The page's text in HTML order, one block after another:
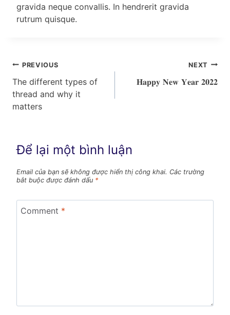
gravida neque convallis. In hendrerit gravida
rutrum quisque.
Điều
hướng
bài
PREVIOUS
The different types of
thread and why it
matters
NEXT
𝐇𝐚𝐩𝐩𝐲 𝐍𝐞𝐰 𝐘𝐞𝐚𝐫 𝟐𝟎𝟐𝟐
Để lại một bình luận
Email của bạn sẽ không được hiển thị công khai. Các trường
bắt buộc được đánh dấu *
Comment *